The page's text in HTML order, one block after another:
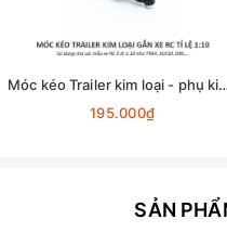
Móc kéo Trailer kim loại - phụ
195.000₫
SẢN